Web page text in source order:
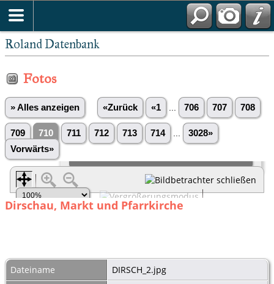
Roland Datenbank
Fotos
» Alles anzeigen «Zurück «1 706 707 708
709 710 711 712 713 714
3028»
Vorwärts»
Dirschau, Markt und Pfarrkirche
Dateiname
DIRSCH_2.jpg